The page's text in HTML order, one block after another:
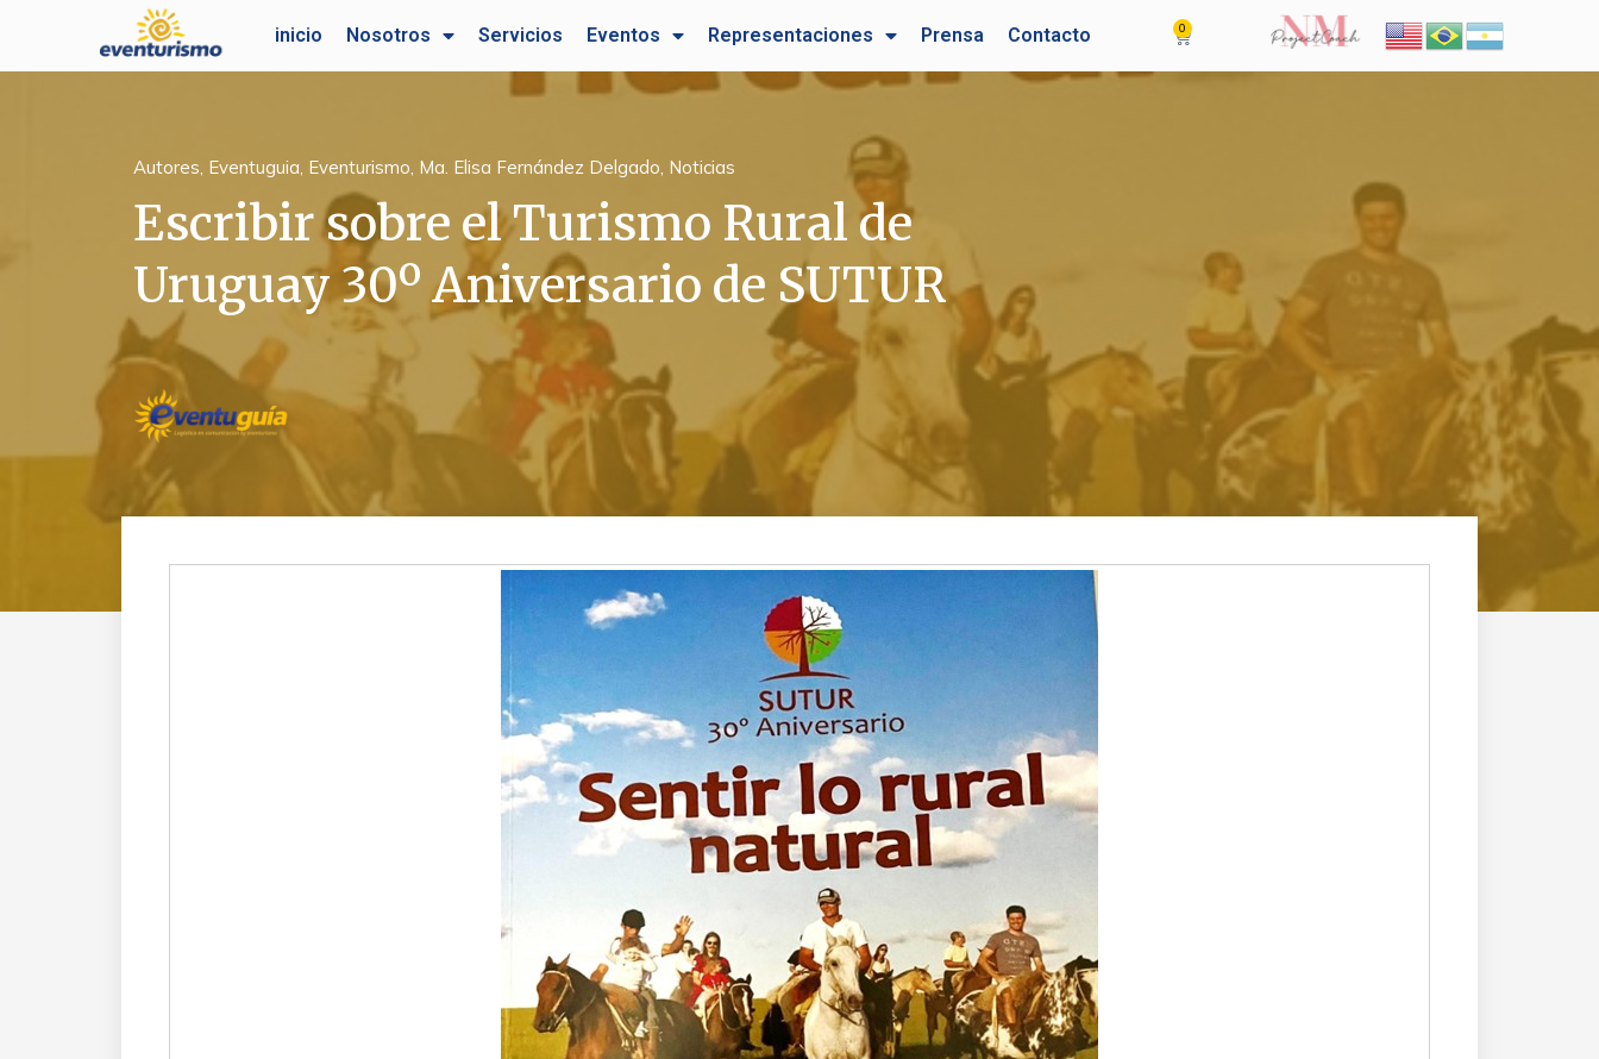
inicio Nosotros Servicios Eventos Representaciones Prensa Contacto 0 Cart
Autores, Eventuguia, Eventurismo, Ma. Elisa Fernández Delgado, Noticias
Escribir sobre el Turismo Rural de
Uruguay 30º Aniversario de SUTUR